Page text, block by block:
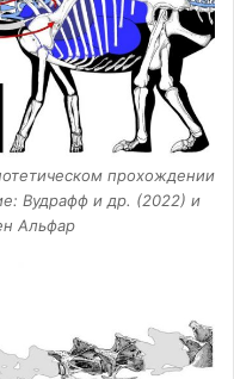
прохождении
Вудрафф и др. (2022) и
Альфар